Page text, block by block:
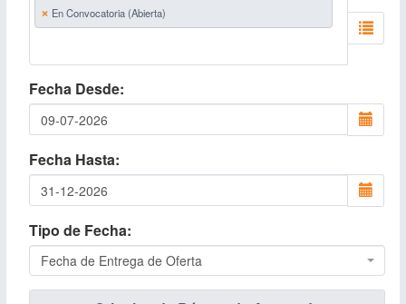
× En Convocatoria (Abierta)
Fecha Desde
Fecha Hasta
Tipo de Fecha
Fecha de Entrega de Oferta